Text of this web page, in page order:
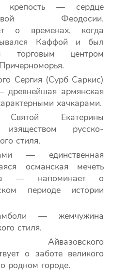
крепость — сердце
Феодосии.
о временах, когда
Каффой и был
торговым центром
Сергия (Сурб Саркис)
армянская
хачкарами.
Святой Екатерины
изяществом русско-
стиля.
— единственная
османская мечеть
— напоминает о
периоде истории
— жемчужина
стиля.
Айвазовского
о заботе великого
родном городе.